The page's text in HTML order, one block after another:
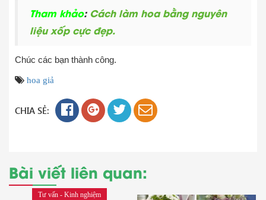
Tham khảo: Cách làm hoa bằng nguyên
liệu xốp cực đẹp.
Chúc các bạn thành công.
hoa giả
CHIA SẺ:
Bài viết liên quan:
Tư vấn - Kinh nghiệm